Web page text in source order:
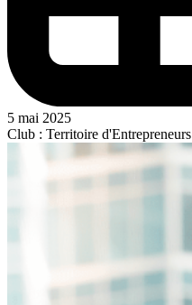
5 mai 2025
Club : Territoire d'Entrepreneurs